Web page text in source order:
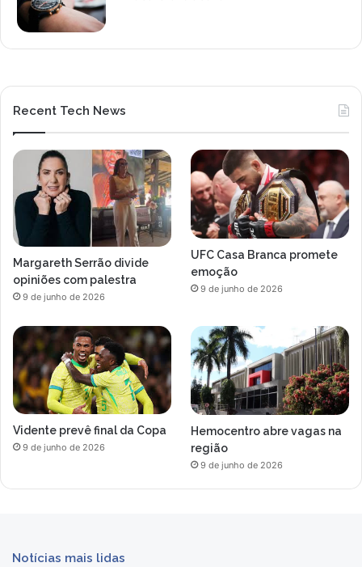
Recent Tech News
Margareth Serrão divide
opiniões com palestra
9 de junho de 2026
UFC Casa Branca promete
emoção
9 de junho de 2026
Vidente prevê final da Copa
9 de junho de 2026
Hemocentro abre vagas na
região
9 de junho de 2026
Notícias mais lidas